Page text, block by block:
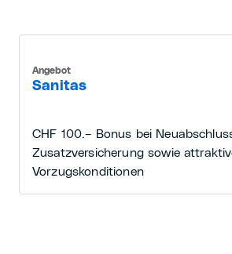
Sanitas
Angebot
CHF 100.– Bonus bei
Zusatzversicherung sowie
Vorzugskonditionen